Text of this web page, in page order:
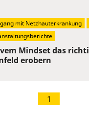
Mindset das
erobern
mit Netzhauterkrankung
1